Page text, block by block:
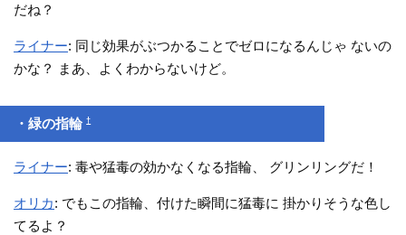
だね？
ライナー: 同じ効果がぶつかることでゼロになるんじゃ ないの
かな？ まあ、よくわからないけど。
・緑の指輪†
ライナー: 毒や猛毒の効かなくなる指輪、 グリンリングだ！
オリカ: でもこの指輪、付けた瞬間に猛毒に 掛かりそうな色し
てるよ？